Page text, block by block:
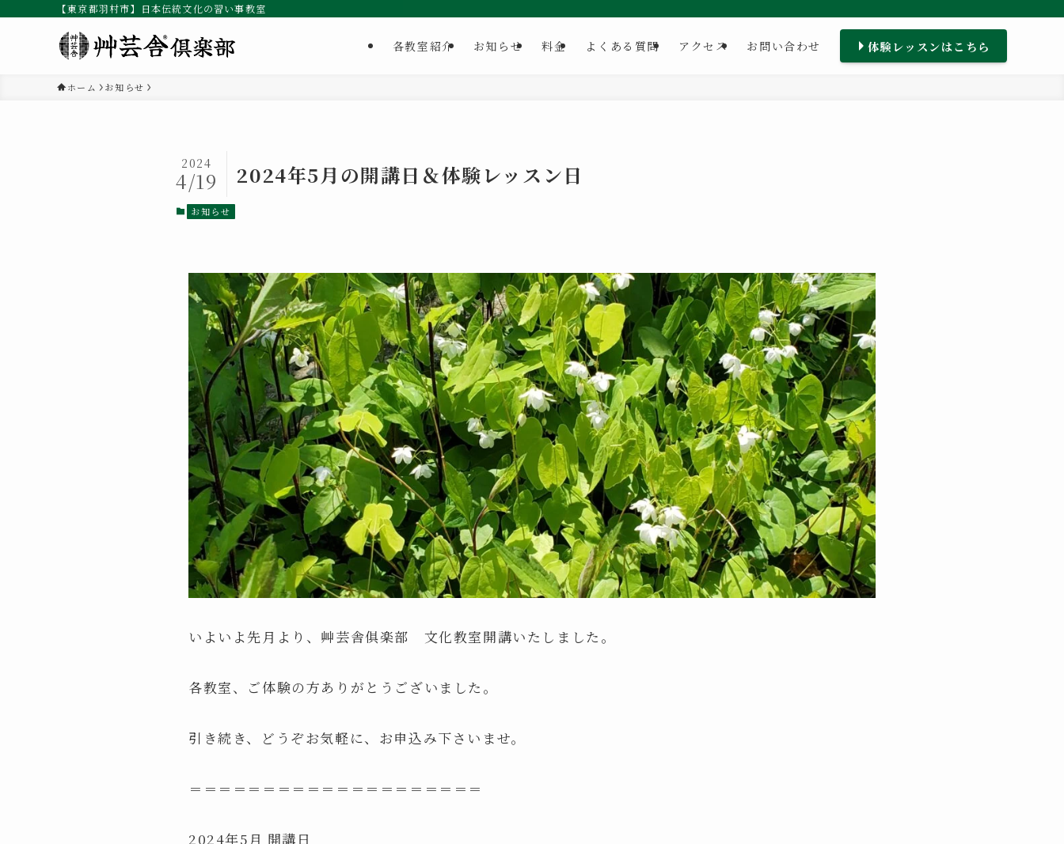
【東京都羽村市】日本伝統文化の習い事教室
各教室紹介 お知らせ 料金 よくある質問 アクセス お問い合わせ 体験レッスンはこちら
ホーム お知らせ
2024年5月の開講日＆体験レッスン日
2024
4/19
お知らせ
いよいよ先月より、艸芸舎俱楽部 文化教室開講いたしました。
各教室、ご体験の方ありがとうございました。
引き続き、どうぞお気軽に、お申込み下さいませ。
＝＝＝＝＝＝＝＝＝＝＝＝＝＝＝＝＝＝＝＝
2024年5月 開講日